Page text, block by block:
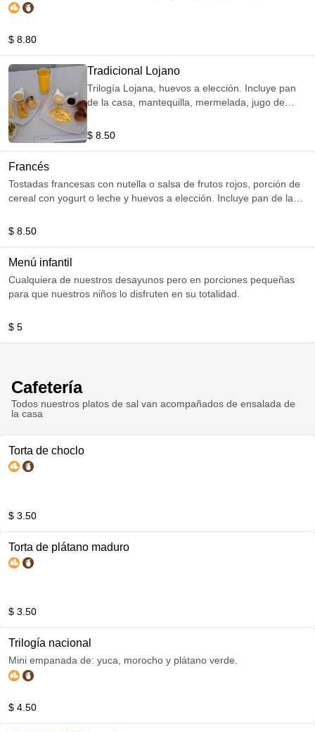
fritos y queso rallado. Incluye pan de la casa, mantequilla,
$ 8.80
Tradicional Lojano
Trilogía Lojana, huevos a elección. Incluye pan
de la casa, mantequilla, mermelada, jugo de
$ 8.50
Francés
Tostadas francesas con nutella o salsa de frutos rojos, porción de
cereal con yogurt o leche y huevos a elección. Incluye pan de la
café filtrado.
$ 8.50
Menú infantil
Cualquiera de nuestros desayunos pero en porciones pequeñas
para que nuestros niños lo disfruten en su totalidad.
$ 5
Cafetería
Todos nuestros platos de sal van acompañados de ensalada de
la casa
Torta de choclo
$ 3.50
Torta de plátano maduro
$ 3.50
Trilogía nacional
Mini empanada de: yuca, morocho y plátano verde.
$ 4.50